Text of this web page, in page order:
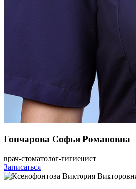
Гончарова Софья Романовна
врач-стоматолог-гигиенист
Записаться